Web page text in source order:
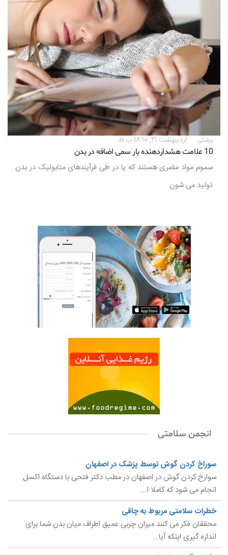
پزشکی ارديبهشت 21, 18:10 ب ظ
10 علامت هشداردهنده بار سمی اضافه در بدن
سموم مواد مضری هستند که یا در طی فرآیندهای متابولیک در بدن
تولید می شون
انجمن سلامتی
سوراخ کردن گوش توسط پزشک در اصفهان
سوارخ کردن گوش در اصفهان در مطب دکتر فتحی با دستگاه اکسل
انجام می شود که کاملا ا...
خطرات سلامتی مربوط به چاقی
محققان فکر می کنند میزان چربی عمیق اطراف میان بدن شما برای
اندازه گیری اینکه آیا...